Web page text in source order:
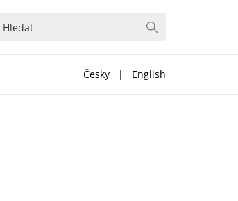
Česky | English